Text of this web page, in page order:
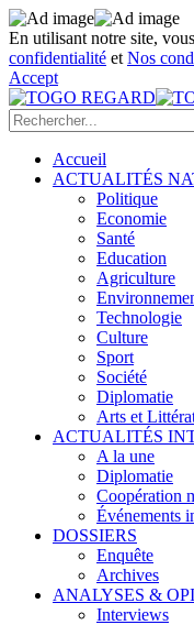
En utilisant notre site,
confidentialité et Nos
Accept
Accueil
ACTUALITÉS
Politique
Economie
Santé
Education
Agriculture
Technologie
Culture
Sport
Société
Diplomatie
Arts et
ACTUALITÉS
A la une
Diplomatie
Coopération
Événements
DOSSIERS
Enquête
Archives
ANALYSES &
Interviews